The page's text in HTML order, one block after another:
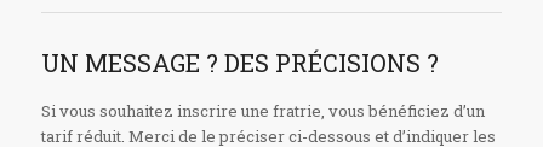
UN MESSAGE ? DES PRÉCISIONS ?
Si vous souhaitez inscrire une fratrie, vous bénéficiez d’un
tarif réduit. Merci de le préciser ci-dessous et d’indiquer les